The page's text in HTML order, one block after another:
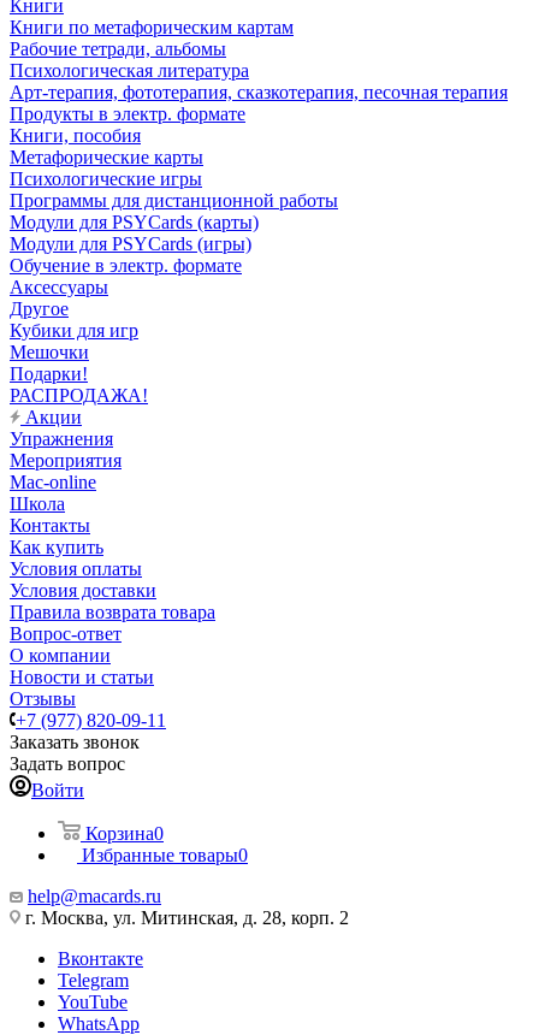
Книги
Книги по метафорическим картам
Рабочие тетради, альбомы
Психологическая литература
Арт-терапия, фототерапия, сказкотерапия, песочная терапия
Продукты в электр. формате
Книги, пособия
Метафорические карты
Психологические игры
Программы для дистанционной работы
Модули для PSYCards (карты)
Модули для PSYCards (игры)
Обучение в электр. формате
Аксессуары
Другое
Кубики для игр
Мешочки
Подарки!
РАСПРОДАЖА!
Акции
Упражнения
Мероприятия
Mac-online
Школа
Контакты
Как купить
Условия оплаты
Условия доставки
Правила возврата товара
Вопрос-ответ
О компании
Новости и статьи
Отзывы
+7 (977) 820-09-11
Заказать звонок
Задать вопрос
Войти
Корзина0
Избранные товары0
help@macards.ru
г. Москва, ул. Митинская, д. 28, корп. 2
Вконтакте
Telegram
YouTube
WhatsApp